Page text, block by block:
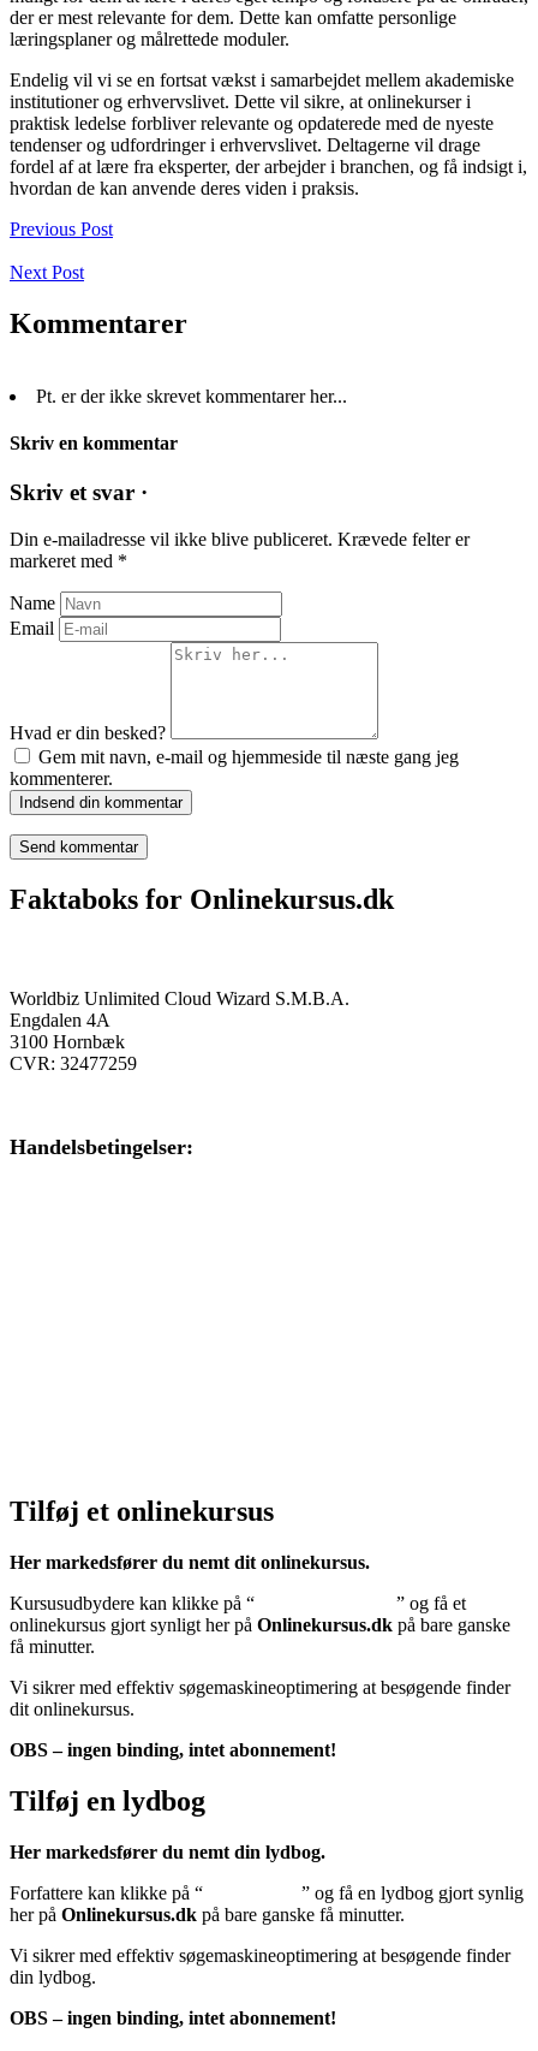
der er mest relevante for dem. Dette kan omfatte personlige
læringsplaner og målrettede moduler.
Endelig vil vi se en fortsat vækst i samarbejdet mellem akademiske
institutioner og erhvervslivet. Dette vil sikre, at onlinekurser i
praktisk ledelse forbliver relevante og opdaterede med de nyeste
tendenser og udfordringer i erhvervslivet. Deltagerne vil drage
fordel af at lære fra eksperter, der arbejder i branchen, og få indsigt i,
hvordan de kan anvende deres viden i praksis.
Previous Post
Next Post
Kommentarer
Pt. er der ikke skrevet kommentarer her...
Skriv en kommentar
Skriv et svar ·
Din e-mailadresse vil ikke blive publiceret. Krævede felter er
markeret med *
Name
Email
Hvad er din besked?
Gem mit navn, e-mail og hjemmeside til næste gang jeg
kommenterer.
Indsend din kommentar
Faktaboks for Onlinekursus.dk
Worldbiz Unlimited Cloud Wizard S.M.B.A.
Engdalen 4A
3100 Hornbæk
CVR: 32477259
Handelsbetingelser:
Tilføj et onlinekursus
Her markedsfører du nemt dit onlinekursus.
Kursusudbydere kan klikke på “
” og få et
onlinekursus gjort synligt her på Onlinekursus.dk på bare ganske
få minutter.
Vi sikrer med effektiv søgemaskineoptimering at besøgende finder
dit onlinekursus.
OBS – ingen binding, intet abonnement!
Tilføj en lydbog
Her markedsfører du nemt din lydbog.
Forfattere kan klikke på “
” og få en lydbog gjort synlig
her på Onlinekursus.dk på bare ganske få minutter.
Vi sikrer med effektiv søgemaskineoptimering at besøgende finder
din lydbog.
OBS – ingen binding, intet abonnement!